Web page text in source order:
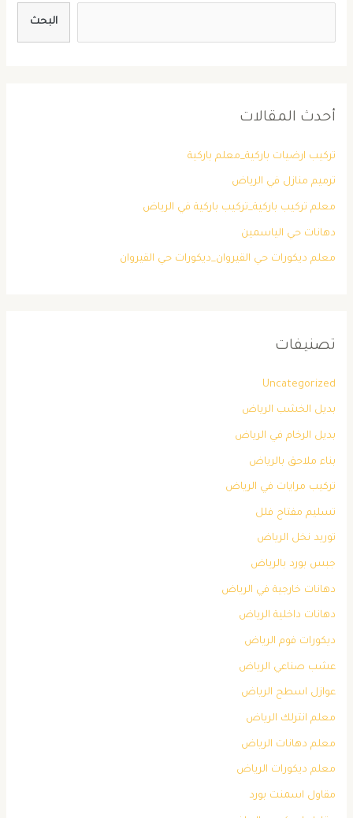
البحث
أحدث المقالات
تركيب ارضيات باركية_معلم باركية
ترميم منازل في الرياض
معلم تركيب باركية_تركيب باركية في الرياض
دهانات حي الياسمين
معلم ديكورات حي القيروان_ديكورات حي القيروان
تصنيفات
Uncategorized
بديل الخشب الرياض
بديل الرخام في الرياض
بناء ملاحق بالرياض
تركيب مرايات في الرياض
تسليم مفتاح فلل
توريد نخل الرياض
جبس بورد بالرياض
دهانات خارجية في الرياض
دهانات داخلية الرياض
ديكورات فوم الرياض
عشب صناعي الرياض
عوازل اسطح الرياض
معلم انترلك الرياض
معلم دهانات الرياض
معلم ديكورات الرياض
مقاول اسمنت بورد